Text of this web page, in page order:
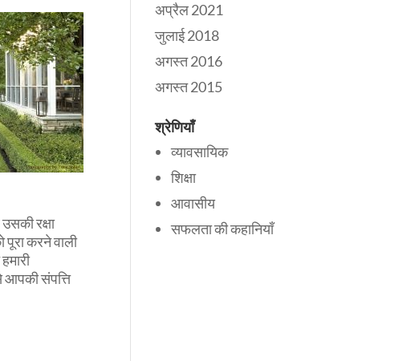
रक्षा
करने वाली
आपकी संपत्ति
अप्रैल 2021
जुलाई 2018
अगस्त 2016
अगस्त 2015
श्रेणियाँ
व्यावसायिक
शिक्षा
आवासीय
सफलता की कहानियाँ